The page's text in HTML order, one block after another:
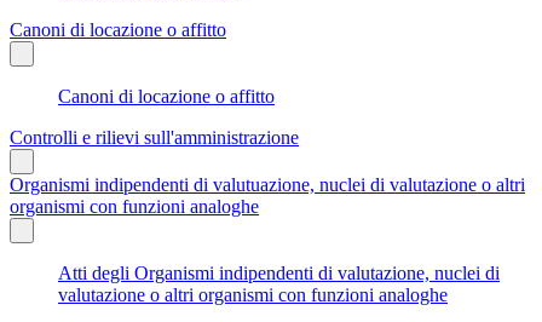
Canoni di locazione o affitto
Canoni di locazione o affitto
Controlli e rilievi sull'amministrazione
Organismi indipendenti di valutuazione, nuclei di valutazione o altri
organismi con funzioni analoghe
Atti degli Organismi indipendenti di valutazione, nuclei di
valutazione o altri organismi con funzioni analoghe